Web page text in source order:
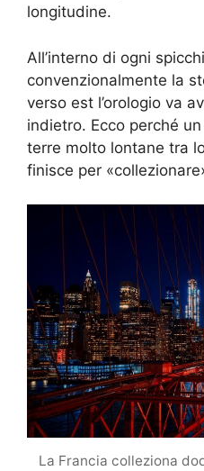
longitudine.
All’interno di ogni
convenzionalmente la
verso est l’orologio va
indietro. Ecco perché
terre molto lontane tra
finisce per
La Francia colleziona